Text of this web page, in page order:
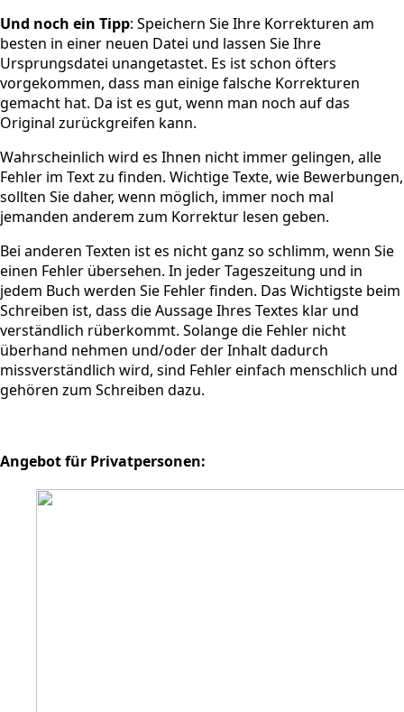
Und noch ein Tipp: Speichern Sie Ihre Korrekturen am
besten in einer neuen Datei und lassen Sie Ihre
Ursprungsdatei unangetastet. Es ist schon öfters
vorgekommen, dass man einige falsche Korrekturen
gemacht hat. Da ist es gut, wenn man noch auf das
Original zurückgreifen kann.
Wahrscheinlich wird es Ihnen nicht immer gelingen, alle
Fehler im Text zu finden. Wichtige Texte, wie Bewerbungen,
sollten Sie daher, wenn möglich, immer noch mal
jemanden anderem zum Korrektur lesen geben.
Bei anderen Texten ist es nicht ganz so schlimm, wenn Sie
einen Fehler übersehen. In jeder Tageszeitung und in
jedem Buch werden Sie Fehler finden. Das Wichtigste beim
Schreiben ist, dass die Aussage Ihres Textes klar und
verständlich rüberkommt. Solange die Fehler nicht
überhand nehmen und/oder der Inhalt dadurch
missverständlich wird, sind Fehler einfach menschlich und
gehören zum Schreiben dazu.
Angebot für Privatpersonen: